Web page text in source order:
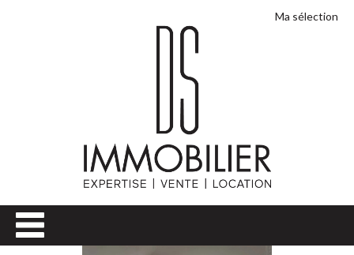
Ma sélection